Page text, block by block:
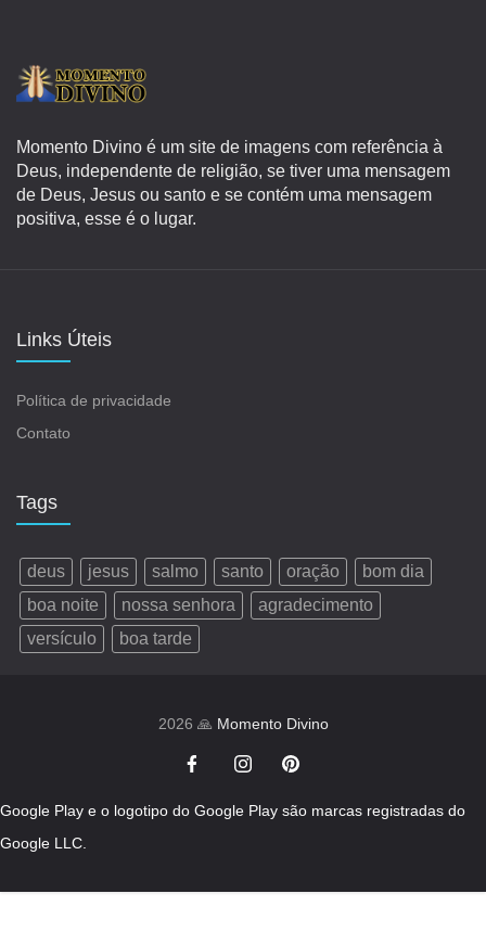
Momento Divino é um site de imagens com referência à
Deus, independente de religião, se tiver uma mensagem
de Deus, Jesus ou santo e se contém uma mensagem
positiva, esse é o lugar.
Links Úteis
Política de privacidade
Contato
Tags
deus jesus salmo santo oração
bom dia
boa noite
nossa senhora
agradecimento
versículo
boa tarde
2026 🙏 Momento Divino
Google Play e o logotipo do Google Play são marcas registradas do
Google LLC.